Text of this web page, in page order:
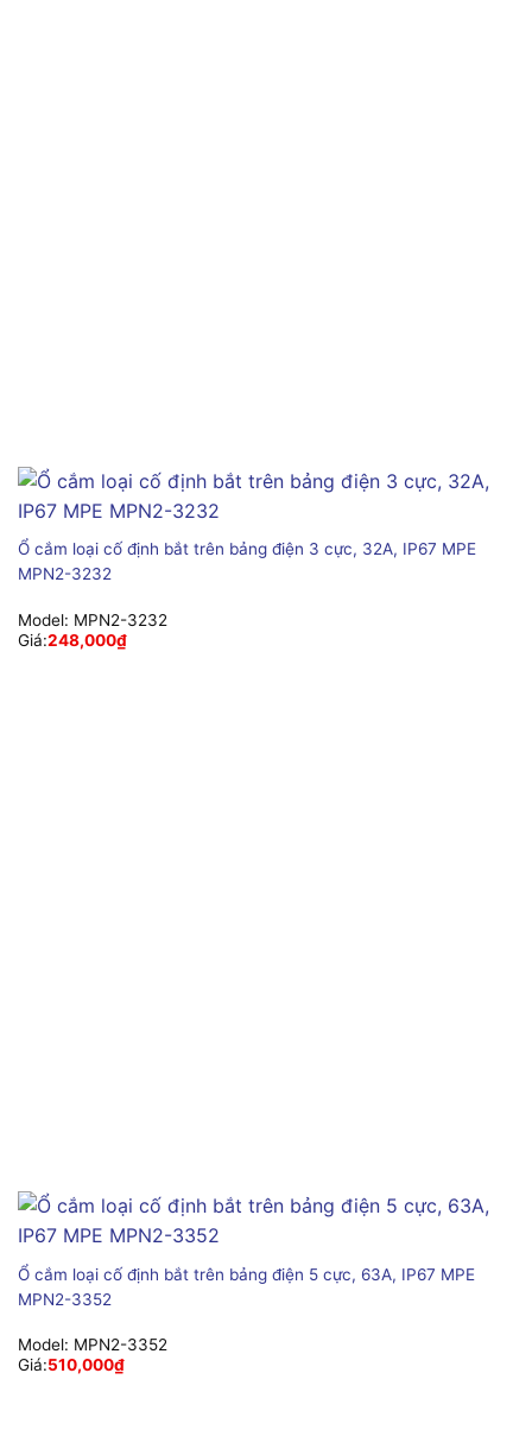
Ổ cắm loại cố định bắt trên bảng điện 3 cực, 32A, IP67 MPE
MPN2-3232
Model: MPN2-3232
Giá:248,000₫
Ổ cắm loại cố định bắt trên bảng điện 5 cực, 63A, IP67 MPE
MPN2-3352
Model: MPN2-3352
Giá:510,000₫